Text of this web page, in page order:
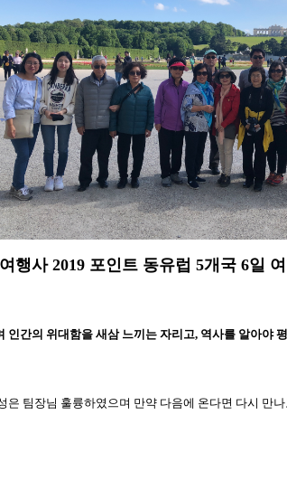
행사 2019 포인트 동유럽 5개국 6일
인간의 위대함을 새삼 느끼는 자리고, 역사를 알아야
은 팀장님 훌륭하였으며 만약 다음에 온다면 다시 만